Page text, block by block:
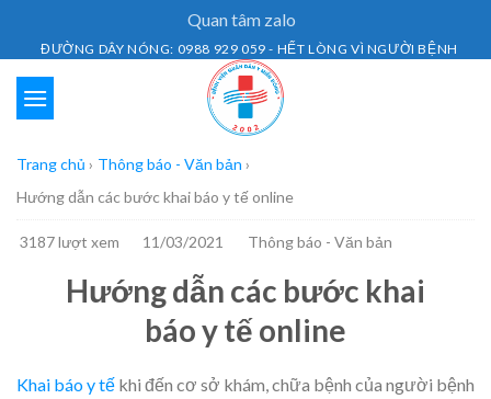
Quan tâm zalo
ĐƯỜNG DÂY NÓNG: 0988 929 059 - HẾT LÒNG VÌ NGƯỜI BỆNH
Trang chủ › Thông báo - Văn bản ›
Hướng dẫn các bước khai báo y tế online
3187 lượt xem 11/03/2021 Thông báo - Văn bản
Hướng dẫn các bước khai
báo y tế online
Khai báo y tế khi đến cơ sở khám, chữa bệnh của người bệnh